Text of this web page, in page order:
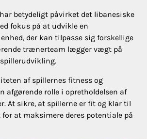
betydeligt påvirket det libanesiske
fokus på at udvikle en
der kan tilpasse sig forskellige
trænerteam lægger vægt på
af spillernes fitness og
afgørende rolle i opretholdelsen af
At sikre, at spillerne er fit og klar til
for at maksimere deres potentiale på